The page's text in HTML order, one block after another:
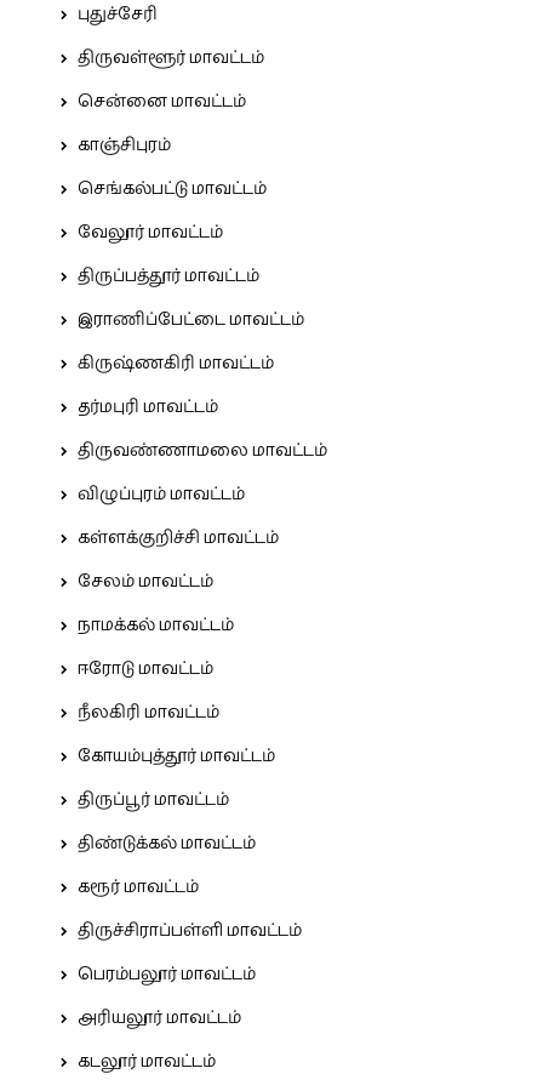
புதுச்சேரி
திருவள்ளூர் மாவட்டம்
சென்னை மாவட்டம்
காஞ்சிபுரம்
செங்கல்பட்டு மாவட்டம்
வேலூர் மாவட்டம்
திருப்பத்தூர் மாவட்டம்
இராணிப்பேட்டை மாவட்டம்
கிருஷ்ணகிரி மாவட்டம்
தர்மபுரி மாவட்டம்
திருவண்ணாமலை மாவட்டம்
விழுப்புரம் மாவட்டம்
கள்ளக்குறிச்சி மாவட்டம்
சேலம் மாவட்டம்
நாமக்கல் மாவட்டம்
ஈரோடு மாவட்டம்
நீலகிரி மாவட்டம்
கோயம்புத்தூர் மாவட்டம்
திருப்பூர் மாவட்டம்
திண்டுக்கல் மாவட்டம்
கரூர் மாவட்டம்
திருச்சிராப்பள்ளி மாவட்டம்
பெரம்பலூர் மாவட்டம்
அரியலூர் மாவட்டம்
கடலூர் மாவட்டம்